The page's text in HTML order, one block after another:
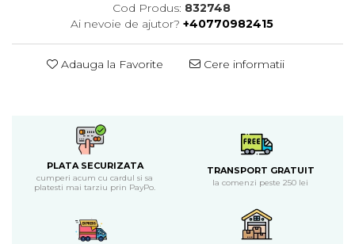
Gemuri si dulceata bio
Piure bio din fructe
Batoane bio cu fructe
Guma de mestecat bio
Jeleuri bio
Sticksuri, chipsuri si covrigei
Fructe bio uscate
Cod Produs: 832748
Ai nevoie de ajutor? +40770982415
Adauga la Favorite Cere informatii
PLATA SECURIZATA
cumperi acum cu cardul si sa
platesti mai tarziu prin PayPo.
TRANSPORT GRATUIT
la comenzi peste 250 lei